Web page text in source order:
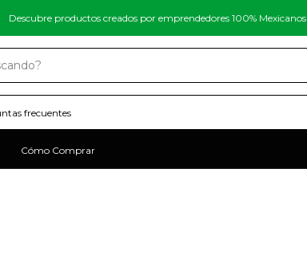
Descubre productos creados por emprendedores 100% Mexicanos
frecuentes
Cómo Comprar